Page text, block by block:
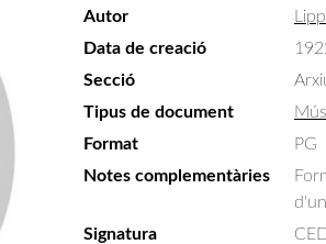
Autor
Data de creació
Secció
Tipus de document
Format
PG
Notes complementàries
Signatura